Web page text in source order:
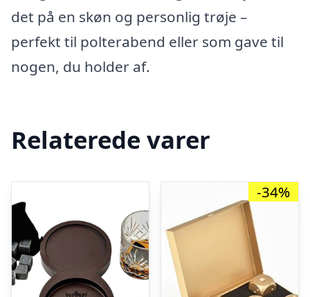
det på en skøn og personlig trøje –
perfekt til polterabend eller som gave til
nogen, du holder af.
Relaterede varer
-34%